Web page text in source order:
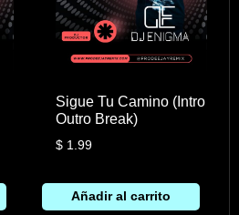
Sigue Tu Camino (Intro
Outro Break)
$ 1.99
Añadir al carrito